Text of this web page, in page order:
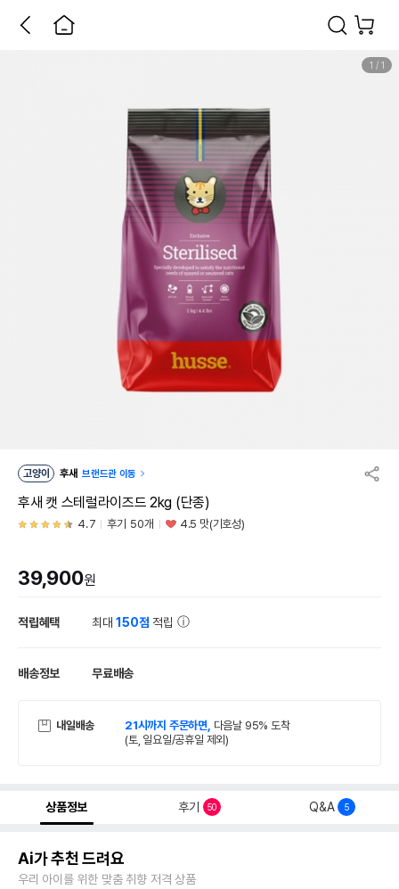
1 / 1
고양이 후새 브랜드관 이동
후새 캣 스테럴라이즈드 2kg (단종)
4.7 후기 50개 4.5 맛(기호성)
39,900원
적립혜택 최대150점 적립
배송정보 무료배송
내일배송 21시까지 주문하면, 다음날 95% 도착
(토, 일요일/공휴일 제외)
상품정보 후기 50 Q&A 5
Ai가 추천 드려요
우리 아이를 위한 맞춤 취향 저격 상품